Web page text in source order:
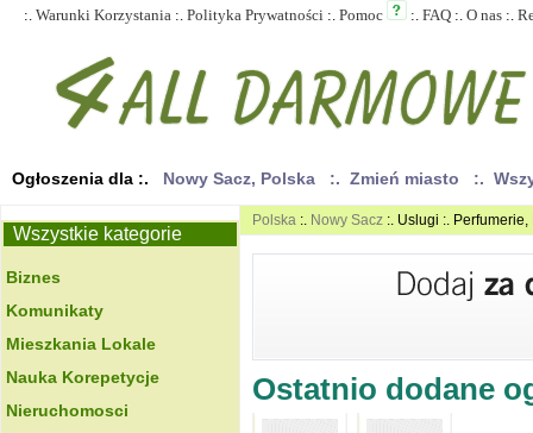
:. Warunki Korzystania :. Polityka Prywatności :. Pomoc :. FAQ :. O nas :.
Ogłoszenia dla :. Nowy Sacz, Polska :. Zmień miasto :.
Wszystkie kategorie
Biznes
Komunikaty
Mieszkania Lokale
Nauka Korepetycje
Nieruchomosci
Polska :. Nowy Sacz :. Uslugi :. Perfumerie,
Ostatnio dodane